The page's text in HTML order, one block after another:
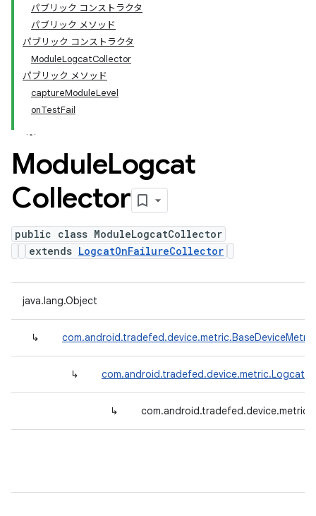
パブリック コンストラクタ
パブリック メソッド
パブリック コンストラクタ
ModuleLogcatCollector
パブリック メソッド
captureModuleLevel
onTestFail
ModuleLogcat
Collector
public class ModuleLogcatCollector
extends LogcatOnFailureCollector
java.lang.Object
↳
↳
↳